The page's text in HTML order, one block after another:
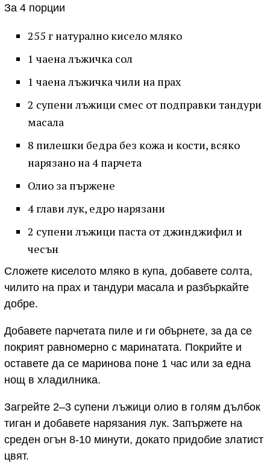
За 4 порции
255 г натурално кисело мляко
1 чаена лъжичка сол
1 чаена лъжичка чили на прах
2 супени лъжици смес от подправки тандури
масала
8 пилешки бедра без кожа и кости, всяко
нарязано на 4 парчета
Олио за пържене
4 глави лук, едро нарязани
2 супени лъжици паста от джинджифил и
чесън
Сложете киселото мляко в купа, добавете солта,
чилито на прах и тандури масала и разбъркайте
добре.
Добавете парчетата пиле и ги обърнете, за да се
покрият равномерно с маринатата. Покрийте и
оставете да се маринова поне 1 час или за една
нощ в хладилника.
Загрейте 2–3 супени лъжици олио в голям дълбок
тиган и добавете нарязания лук. Запържете на
среден огън 8-10 минути, докато придобие златист
цвят.